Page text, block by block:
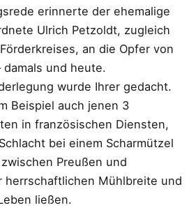
erinnerte der ehemalige
Ulrich Petzoldt, zugleich
an die Opfer von
damals und heute.
wurde Ihrer gedacht.
Beispiel auch jenen 3
in französischen Diensten,
bei einem Scharmützel
Preußen und
herrschaftlichen Mühlbreite und
ließen.